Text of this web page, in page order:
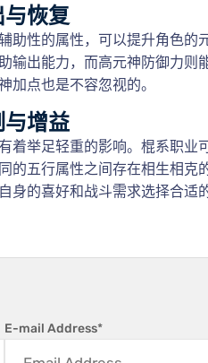
恢复
助性的属性，可以提升角色的
输出能力，而高元神防御力则
加点也是不容忽视的。
增益
着举足轻重的影响。棍系职业
的五行属性之间存在相生相克
身的喜好和战斗需求选择合适
E-mail Address*